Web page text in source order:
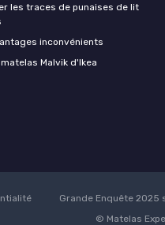
les traces de punaises de lit
inconvénients
Malvik d'Ikea
Grande Enquête 2025
© Matelas